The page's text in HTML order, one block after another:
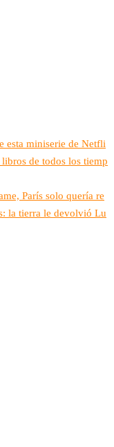
esta miniserie de Netfli
de todos los tiemp
París solo quería re
la tierra le devolvió Lu